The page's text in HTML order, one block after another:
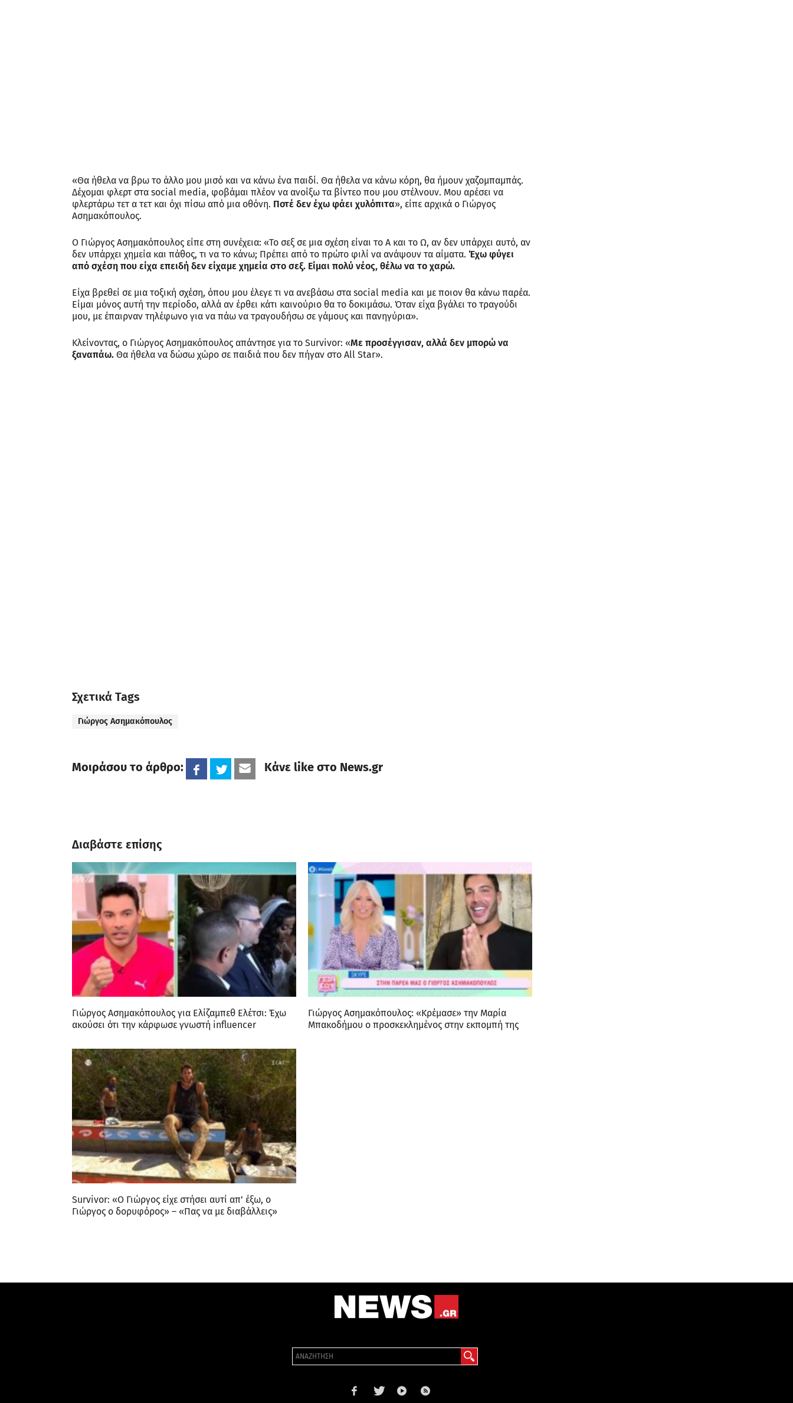
«Θα ήθελα να βρω το άλλο μου μισό και να κάνω ένα παιδί. Θα ήθελα να κάνω κόρη, θα ήμουν χαζομπαμπάς.
Δέχομαι φλερτ στα social media, φοβάμαι πλέον να ανοίξω τα βίντεο που μου στέλνουν. Μου αρέσει να
φλερτάρω τετ α τετ και όχι πίσω από μια οθόνη. Ποτέ δεν έχω φάει χυλόπιτα», είπε αρχικά ο Γιώργος
Ασημακόπουλος.
Ο Γιώργος Ασημακόπουλος είπε στη συνέχεια: «Το σεξ σε μια σχέση είναι το Α και το Ω, αν δεν υπάρχει αυτό, αν
δεν υπάρχει χημεία και πάθος, τι να το κάνω; Πρέπει από το πρώτο φιλί να ανάψουν τα αίματα. Έχω φύγει
από σχέση που είχα επειδή δεν είχαμε χημεία στο σεξ. Είμαι πολύ νέος, θέλω να το χαρώ.
Είχα βρεθεί σε μια τοξική σχέση, όπου μου έλεγε τι να ανεβάσω στα social media και με ποιον θα κάνω παρέα.
Είμαι μόνος αυτή την περίοδο, αλλά αν έρθει κάτι καινούριο θα το δοκιμάσω. Όταν είχα βγάλει το τραγούδι
μου, με έπαιρναν τηλέφωνο για να πάω να τραγουδήσω σε γάμους και πανηγύρια».
Κλείνοντας, ο Γιώργος Ασημακόπουλος απάντησε για το Survivor: «Με προσέγγισαν, αλλά δεν μπορώ να
ξαναπάω. Θα ήθελα να δώσω χώρο σε παιδιά που δεν πήγαν στο All Star».
Σχετικά Tags
Γιώργος Ασημακόπουλος
Μοιράσου το άρθρο: Κάνε like στο News.gr
Διαβάστε επίσης
Γιώργος Ασημακόπουλος για Ελίζαμπεθ Ελέτσι: Έχω
ακούσει ότι την κάρφωσε γνωστή influencer
Γιώργος Ασημακόπουλος: «Κρέμασε» την Μαρία
Μπακοδήμου ο προσκεκλημένος στην εκπομπή της
Survivor: «Ο Γιώργος είχε στήσει αυτί απ’ έξω, ο
Γιώργος ο δορυφόρος» – «Πας να με διαβάλλεις»